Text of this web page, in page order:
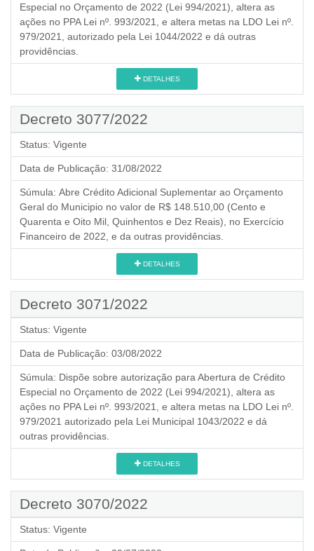
Especial no Orçamento de 2022 (Lei 994/2021), altera as
ações no PPA Lei nº. 993/2021, e altera metas na LDO Lei nº.
979/2021, autorizado pela Lei 1044/2022 e dá outras
providências.
DETALHES
Decreto 3077/2022
Status: Vigente
Data de Publicação: 31/08/2022
Súmula: Abre Crédito Adicional Suplementar ao Orçamento
Geral do Municipio no valor de R$ 148.510,00 (Cento e
Quarenta e Oito Mil, Quinhentos e Dez Reais), no Exercício
Financeiro de 2022, e da outras providências.
DETALHES
Decreto 3071/2022
Status: Vigente
Data de Publicação: 03/08/2022
Súmula: Dispõe sobre autorização para Abertura de Crédito
Especial no Orçamento de 2022 (Lei 994/2021), altera as
ações no PPA Lei nº. 993/2021, e altera metas na LDO Lei nº.
979/2021 autorizado pela Lei Municipal 1043/2022 e dá
outras providências.
DETALHES
Decreto 3070/2022
Status: Vigente